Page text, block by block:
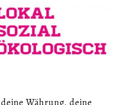
Währung, deine